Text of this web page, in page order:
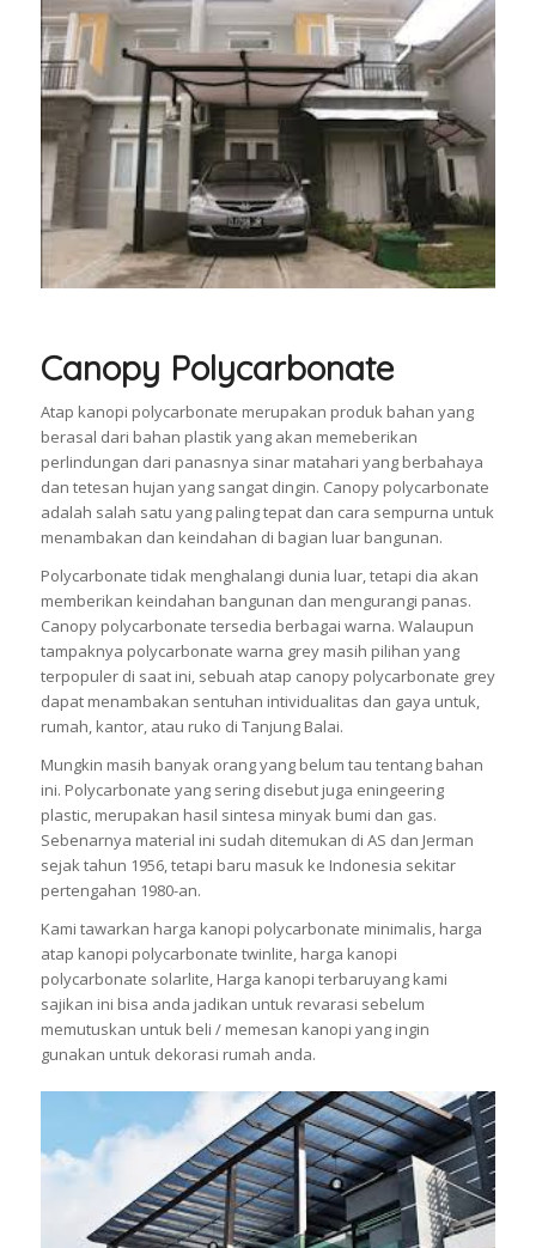
Canopy Polycarbonate
Atap kanopi polycarbonate merupakan produk bahan yang
berasal dari bahan plastik yang akan memeberikan
perlindungan dari panasnya sinar matahari yang berbahaya
dan tetesan hujan yang sangat dingin. Canopy polycarbonate
adalah salah satu yang paling tepat dan cara sempurna untuk
menambakan dan keindahan di bagian luar bangunan.
Polycarbonate tidak menghalangi dunia luar, tetapi dia akan
memberikan keindahan bangunan dan mengurangi panas.
Canopy polycarbonate tersedia berbagai warna. Walaupun
tampaknya polycarbonate warna grey masih pilihan yang
terpopuler di saat ini, sebuah atap canopy polycarbonate grey
dapat menambakan sentuhan intividualitas dan gaya untuk,
rumah, kantor, atau ruko di Tanjung Balai.
Mungkin masih banyak orang yang belum tau tentang bahan
ini. Polycarbonate yang sering disebut juga eningeering
plastic, merupakan hasil sintesa minyak bumi dan gas.
Sebenarnya material ini sudah ditemukan di AS dan Jerman
sejak tahun 1956, tetapi baru masuk ke Indonesia sekitar
pertengahan 1980-an.
Kami tawarkan harga kanopi polycarbonate minimalis, harga
atap kanopi polycarbonate twinlite, harga kanopi
polycarbonate solarlite, Harga kanopi terbaruyang kami
sajikan ini bisa anda jadikan untuk revarasi sebelum
memutuskan untuk beli / memesan kanopi yang ingin
gunakan untuk dekorasi rumah anda.